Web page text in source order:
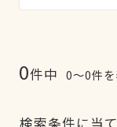
0件中 0〜0件
検索条件に当